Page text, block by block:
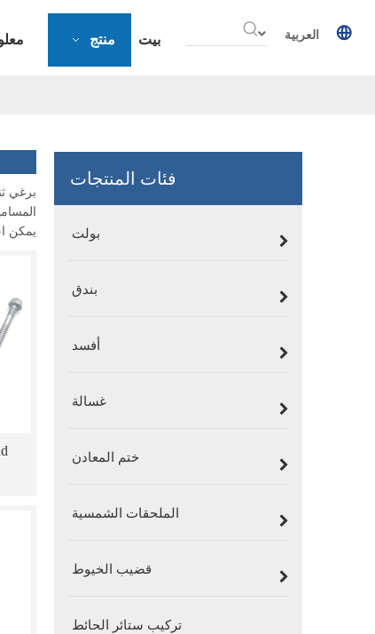
بيت منتج العربية
فئات المنتجات
بولت
بندق
أفسد
غسالة
ختم المعادن
الملحقات الشمسية
قضيب الخيوط
تركيب ستائر الحائط
يمكن